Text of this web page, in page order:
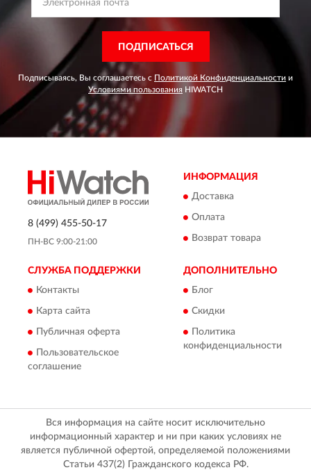
ПОДПИСАТЬСЯ
Подписываясь, Вы соглашаетесь с Политикой Конфиденциальности и
Условиями пользования HIWATCH
8 (499) 455-50-17
ПН-ВС 9:00-21:00
ИНФОРМАЦИЯ
Доставка
Оплата
Возврат товара
СЛУЖБА ПОДДЕРЖКИ
Контакты
Карта сайта
Публичная оферта
Пользовательское
соглашение
ДОПОЛНИТЕЛЬНО
Блог
Скидки
Политика
конфиденциальности
Вся информация на сайте носит исключительно
информационный характер и ни при каких условиях не
является публичной офертой, определяемой положениями
Статьи 437(2) Гражданского кодекса РФ.